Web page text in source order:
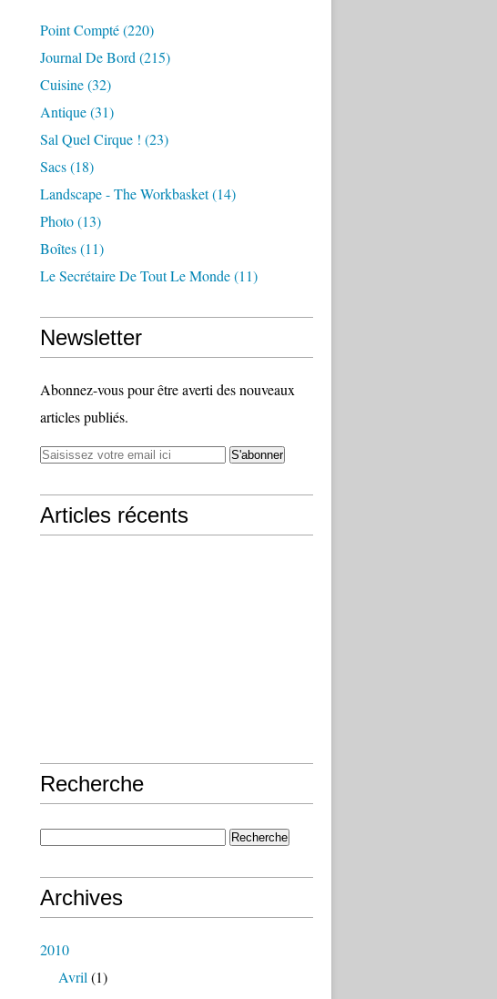
Point Compté(220)
Journal De Bord (215)
Cuisine(32)
Antique(31)
Sal Quel Cirque ! (23)
Sacs(18)
Landscape - The Workbasket(14)
Photo(13)
Boîtes(11)
Le Secrétaire De Tout Le Monde(11)
Newsletter
Abonnez-vous pour être averti des nouveaux
articles publiés.
Articles récents
Recherche
Archives
2010
Avril (1)